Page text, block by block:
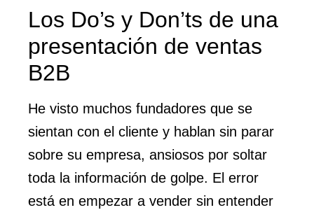
Los Do’s y Don’ts de una
presentación de ventas
B2B
He visto muchos fundadores que se
sientan con el cliente y hablan sin parar
sobre su empresa, ansiosos por soltar
toda la información de golpe. El error
está en empezar a vender sin entender